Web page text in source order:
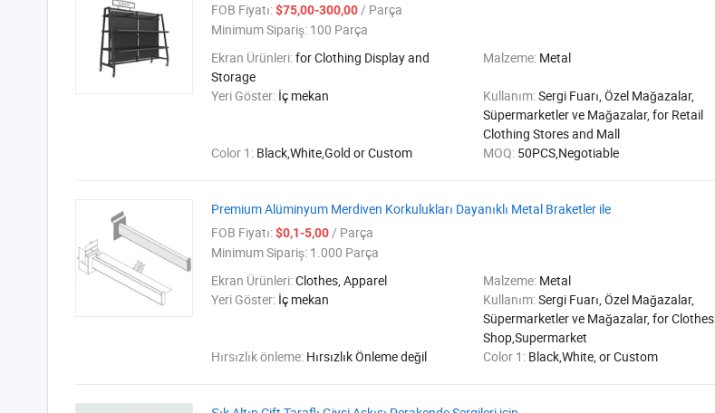
FOB Fiyatı:$75,00-300,00/ Parça
Minimum Sipariş: 100 Parça
Ekran Ürünleri:for Clothing Display and
Storage
Malzeme: Metal
Yeri Göster: İç mekan Kullanım:Sergi Fuarı, Özel Mağazalar,
Süpermarketler ve Mağazalar, for Retail
Clothing Stores and Mall
Color 1: Black,White,Gold or Custom MOQ: 50PCS,Negotiable
Premium Alüminyum Merdiven Korkulukları Dayanıklı Metal Braketler ile
FOB Fiyatı:$0,1-5,00/ Parça
Minimum Sipariş: 1.000 Parça
Ekran Ürünleri:Clothes, Apparel Malzeme: Metal
Yeri Göster: İç mekan Kullanım:Sergi Fuarı, Özel Mağazalar,
Süpermarketler ve Mağazalar, for Clothes
Shop,Supermarket
Hırsızlık önleme: Hırsızlık Önleme değil Color 1: Black,White, or Custom